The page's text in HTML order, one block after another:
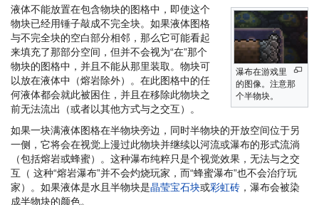
瀑布在游戏里
的图像。注意那
个半物块。
液体不能放置在包含物块的图格中，即使这个
物块已经用锤子敲成不完全块。如果液体图格
与不完全块的空白部分相邻，那么它可能看起
来填充了那部分空间，但并不会视为“在”那个
物块的图格中，并且不能从那里装取。物块可
以放在液体中（熔岩除外）。在此图格中的任
何液体都会就此被困住，并且在移除此物块之
前无法流出（或者以其他方式与之交互）。
如果一块满液体图格在半物块旁边，同时半物块的开放空间位于另
一侧，它将会在视觉上漫过此物块并继续以河流或瀑布的形式流淌
（包括熔岩或蜂蜜）。这种瀑布纯粹只是个视觉效果，无法与之交
互（ 这种“熔岩瀑布”并不会灼烧玩家，而“蜂蜜瀑布”也不会治疗玩
家）。如果液体是水且半物块是晶莹宝石块或彩虹砖 ，瀑布会被染
成半物块的颜色。